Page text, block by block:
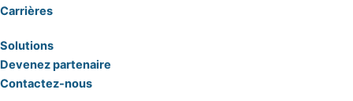
Skid Mounted
Carrières
Solutions
Devenez partenaire
Contactez-nous